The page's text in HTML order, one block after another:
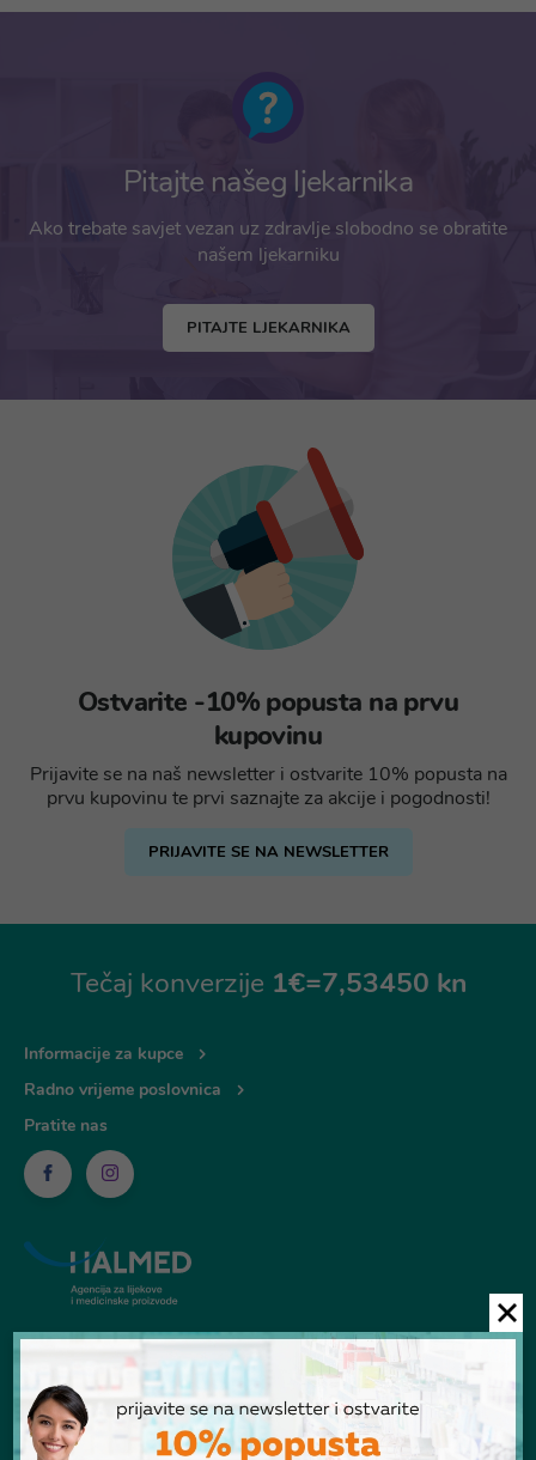
Pitajte našeg ljekarnika
Ako trebate savjet vezan uz zdravlje slobodno se obratite
našem ljekarniku
PITAJTE LJEKARNIKA
Ostvarite -10% popusta na prvu
kupovinu
Prijavite se na naš newsletter i ostvarite 10% popusta na
prvu kupovinu te prvi saznajte za akcije i pogodnosti!
PRIJAVITE SE NA NEWSLETTER
Tečaj konverzije 1€=7,53450 kn
Informacije za kupce
Radno vrijeme poslovnica
Pratite nas
© Ljekarna Talan 2026